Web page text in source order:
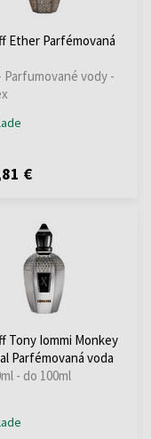
Ether Parfémovaná
Parfumované vody -
€
Tony Iommi Monkey
Parfémovaná voda
- do 100ml